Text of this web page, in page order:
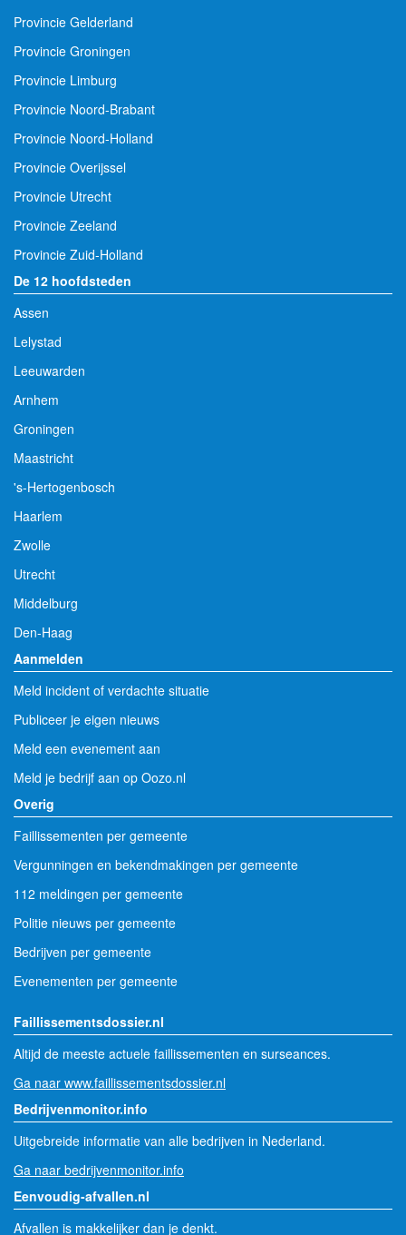
Provincie Gelderland
Provincie Groningen
Provincie Limburg
Provincie Noord-Brabant
Provincie Noord-Holland
Provincie Overijssel
Provincie Utrecht
Provincie Zeeland
Provincie Zuid-Holland
De 12 hoofdsteden
Assen
Lelystad
Leeuwarden
Arnhem
Groningen
Maastricht
's-Hertogenbosch
Haarlem
Zwolle
Utrecht
Middelburg
Den-Haag
Aanmelden
Meld incident of verdachte situatie
Publiceer je eigen nieuws
Meld een evenement aan
Meld je bedrijf aan op Oozo.nl
Overig
Faillissementen per gemeente
Vergunningen en bekendmakingen per gemeente
112 meldingen per gemeente
Politie nieuws per gemeente
Bedrijven per gemeente
Evenementen per gemeente
Faillissementsdossier.nl
Altijd de meeste actuele faillissementen en surseances.
Ga naar www.faillissementsdossier.nl
Bedrijvenmonitor.info
Uitgebreide informatie van alle bedrijven in Nederland.
Ga naar bedrijvenmonitor.info
Eenvoudig-afvallen.nl
Afvallen is makkelijker dan je denkt.